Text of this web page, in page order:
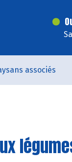
associés